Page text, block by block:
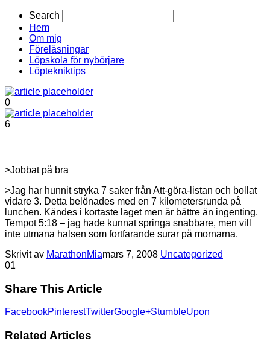
Search
Hem
Om mig
Föreläsningar
Löpskola för nybörjare
Löptekniktips
0
6
>Jobbat på bra
>Jag har hunnit stryka 7 saker från Att-göra-listan och bollat
vidare 3. Detta belönades med en 7 kilometersrunda på
lunchen. Kändes i kortaste laget men är bättre än ingenting.
Tempot 5:18 – jag hade kunnat springa snabbare, men vill
inte utmana halsen som fortfarande surar på mornarna.
Skrivit av MarathonMiamars 7, 2008 Uncategorized
01
Share This Article
FacebookPinterestTwitterGoogle+StumbleUpon
Related Articles